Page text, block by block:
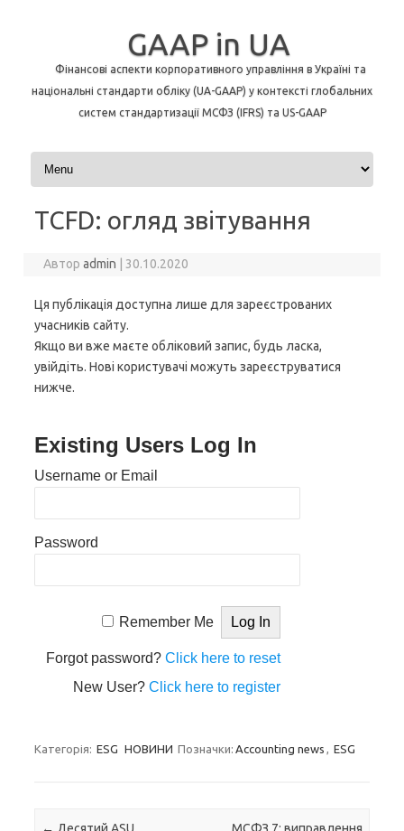
GAAP in UA
Фінансові аспекти корпоративного управління в Україні та
національні стандарти обліку (UA-GAAP) у контексті глобальних
систем стандартизації МСФЗ (IFRS) та US-GAAP
Перейти до контенту
TCFD: огляд звітування
Авторadmin 30.10.2020
Ця публікація доступна лише для зареєстрованих
учасників сайту.
Якщо ви вже маєте обліковий запис, будь ласка,
увійдіть. Нові користувачі можуть зареєструватися
нижче.
Existing Users Log In
Username or Email
Password
Remember Me
Forgot password?Click here to reset
New User?Click here to register
Категорія: ESG НОВИНИ Позначки: Accounting news , ESG